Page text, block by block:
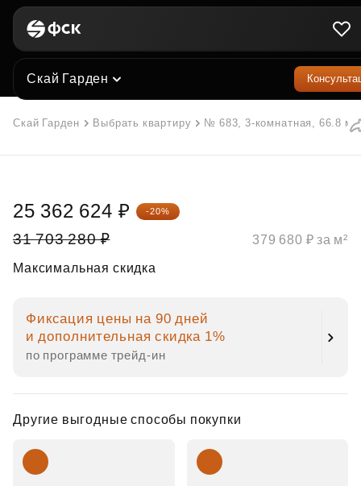
Скай Гарден
Скай Гарден Выбрать квартиру № 683, 3-комнатная, 66.8 м²
31 703 280 ₽
25 362 624 ₽ -20%
Максимальная скидка
Фиксация цены на 90 дней
и дополнительная скидка 1%
по программе трейд‑ин
Другие выгодные способы покупки
379 680 ₽ за м²